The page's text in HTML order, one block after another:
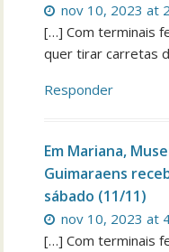
nov 10, 2023 at
[…] Com terminais
quer tirar carretas
Responder
Em Mariana,
Guimaraens
sábado (11/11)
nov 10, 2023 at
[…] Com terminais